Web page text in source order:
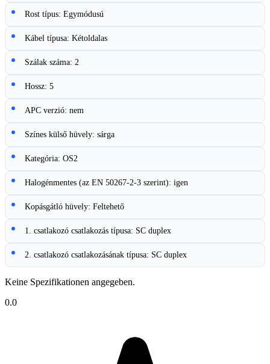
Rost típus: Egymódusú
Kábel típusa: Kétoldalas
Szálak száma: 2
Hossz: 5
APC verzió: nem
Színes külső hüvely: sárga
Kategória: OS2
Halogénmentes (az EN 50267-2-3 szerint): igen
Kopásgátló hüvely: Feltehető
1. csatlakozó csatlakozás típusa: SC duplex
2. csatlakozó csatlakozásának típusa: SC duplex
Keine Spezifikationen angegeben.
0.0